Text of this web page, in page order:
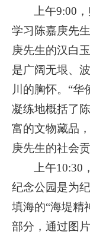
上午9:00
学习陈嘉庚先
庚先生的汉白
是广阔无垠、
川的胸怀。“华
凝练地概括了
富的文物藏品
庚先生的社会
上午
纪念公园是为
填海的“海堤精
部分，通过图